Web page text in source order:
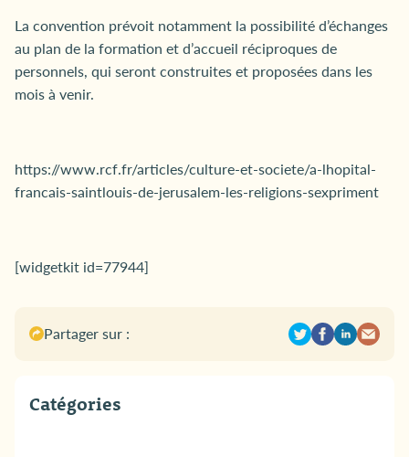
La convention prévoit notamment la possibilité d’échanges
au plan de la formation et d’accueil réciproques de
personnels, qui seront construites et proposées dans les
mois à venir.
https://www.rcf.fr/articles/culture-et-societe/a-lhopital-
francais-saintlouis-de-jerusalem-les-religions-sexpriment
[widgetkit id=77944]
Partager sur :
Catégories